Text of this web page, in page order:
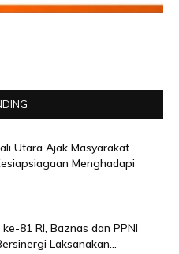
Utara Ajak Masyarakat
Menghadapi
81 RI, Baznas dan PPNI
Laksanakan...